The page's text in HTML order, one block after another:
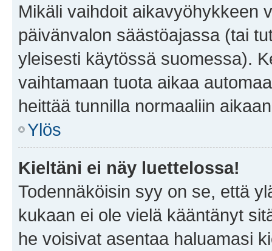
Mikäli vaihdoit aikavyöhykkeen
päivänvalon säästöajassa (tai
yleisesti käytössä suomessa).
vaihtamaan tuota aikaa
heittää tunnilla normaaliin
Ylös
Kieltäni ei näy luettelossa!
Todennäköisin syy on se, että
kukaan ei ole vielä kääntänyt
he voisivat asentaa haluamasi